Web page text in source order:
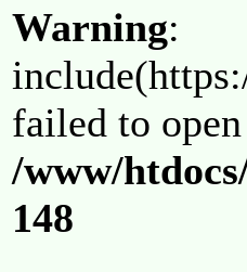
Warning:
failed to
/www/
148